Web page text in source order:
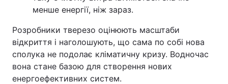
менше енергії, ніж зараз.
Розробники тверезо оцінюють масштаби
відкриття і наголошують, що сама по собі нова
сполука не подолає кліматичну кризу. Водночас
вона стане базою для створення нових
енергоефективних систем.